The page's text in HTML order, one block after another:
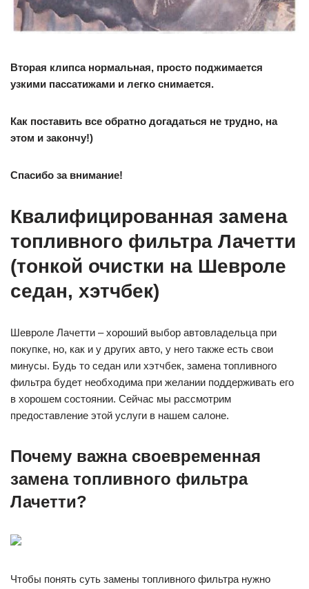
Вторая клипса нормальная, просто поджимается
узкими пассатижами и легко снимается.
Как поставить все обратно догадаться не трудно, на
этом и закончу!)
Спасибо за внимание!
Квалифицированная замена
топливного фильтра Лачетти
(тонкой очистки на Шевроле
седан, хэтчбек)
Шевроле Лачетти – хороший выбор автовладельца при
покупке, но, как и у других авто, у него также есть свои
минусы. Будь то седан или хэтчбек, замена топливного
фильтра будет необходима при желании поддерживать его
в хорошем состоянии. Сейчас мы рассмотрим
предоставление этой услуги в нашем салоне.
Почему важна своевременная
замена топливного фильтра
Лачетти?
Чтобы понять суть замены топливного фильтра нужно